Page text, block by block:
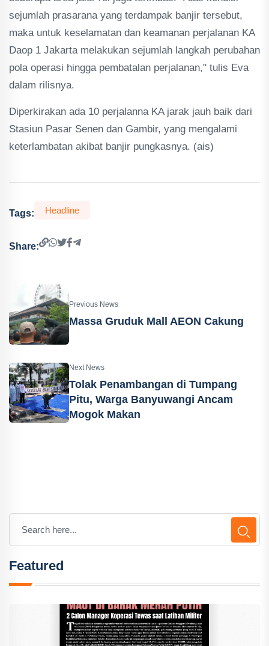
sejumlah prasarana yang terdampak banjir tersebut,
maka untuk keselamatan dan keamanan perjalanan KA
Daop 1 Jakarta melakukan sejumlah langkah perubahan
pola operasi hingga pembatalan perjalanan," tulis Eva
dalam rilisnya.
Diperkirakan ada 10 perjalanna KA jarak jauh baik dari
Stasiun Pasar Senen dan Gambir, yang mengalami
keterlambatan akibat banjir pungkasnya. (ais)
Tags: Headline
Share:
Previous News
Massa Gruduk Mall AEON Cakung
Next News
Tolak Penambangan di Tumpang
Pitu, Warga Banyuwangi Ancam
Mogok Makan
Featured